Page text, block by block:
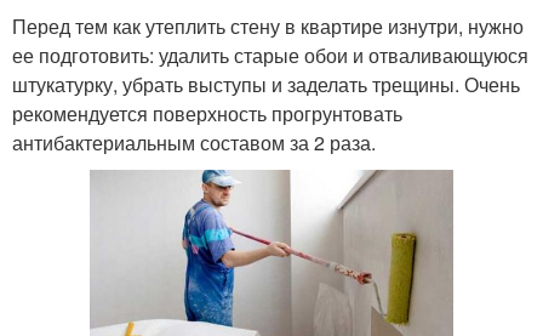
Перед тем как утеплить стену в квартире изнутри, нужно
ее подготовить: удалить старые обои и отваливающуюся
штукатурку, убрать выступы и заделать трещины. Очень
рекомендуется поверхность прогрунтовать
антибактериальным составом за 2 раза.